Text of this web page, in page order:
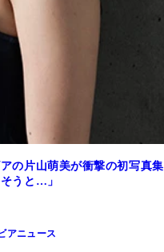
の片山萌美が衝撃の初写真集
うと…」
アニュース